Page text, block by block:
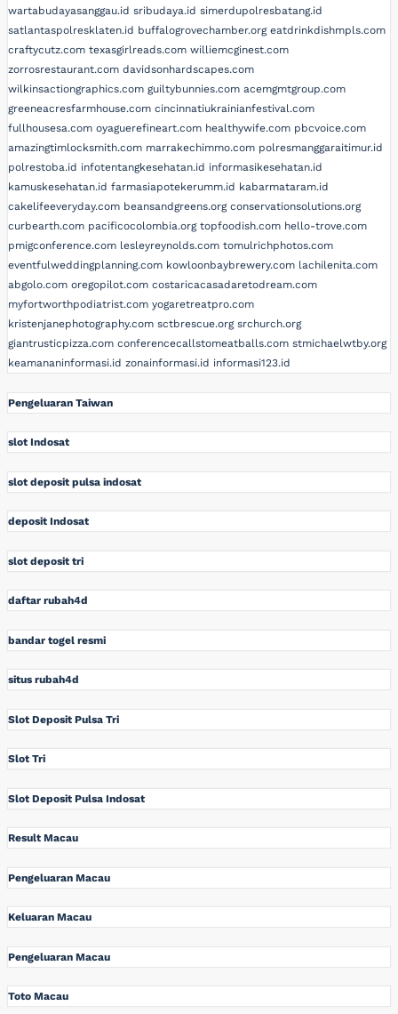
wartabudayasanggau.id sribudaya.id simerdupolresbatang.id
satlantaspolresklaten.id buffalogrovechamber.org eatdrinkdishmpls.com
craftycutz.com texasgirlreads.com williemcginest.com
zorrosrestaurant.com davidsonhardscapes.com
wilkinsactiongraphics.com guiltybunnies.com acemgmtgroup.com
greeneacresfarmhouse.com cincinnatiukrainianfestival.com
fullhousesa.com oyaguerefineart.com healthywife.com pbcvoice.com
amazingtimlocksmith.com marrakechimmo.com polresmanggaraitimur.id
polrestoba.id infotentangkesehatan.id informasikesehatan.id
kamuskesehatan.id farmasiapotekerumm.id kabarmataram.id
cakelifeeveryday.com beansandgreens.org conservationsolutions.org
curbearth.com pacificocolombia.org topfoodish.com hello-trove.com
pmigconference.com lesleyreynolds.com tomulrichphotos.com
eventfulweddingplanning.com kowloonbaybrewery.com lachilenita.com
abgolo.com oregopilot.com costaricacasadaretodream.com
myfortworthpodiatrist.com yogaretreatpro.com
kristenjanephotography.com sctbrescue.org srchurch.org
giantrusticpizza.com conferencecallstomeatballs.com stmichaelwtby.org
keamananinformasi.id zonainformasi.id informasi123.id
Pengeluaran Taiwan
slot Indosat
slot deposit pulsa indosat
deposit Indosat
slot deposit tri
daftar rubah4d
bandar togel resmi
situs rubah4d
Slot Deposit Pulsa Tri
Slot Tri
Slot Deposit Pulsa Indosat
Result Macau
Pengeluaran Macau
Keluaran Macau
Pengeluaran Macau
Toto Macau